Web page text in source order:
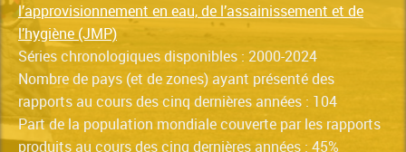
l’approvisionnement en eau, de l’assainissement et de
l’hygiène (JMP)
Séries chronologiques disponibles : 2000-2024
Nombre de pays (et de zones) ayant présenté des
rapports au cours des cinq dernières années : 104
Part de la population mondiale couverte par les rapports
produits au cours des cinq dernières années : 45%